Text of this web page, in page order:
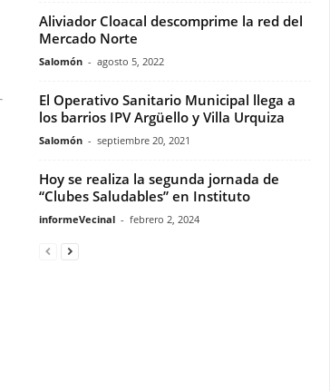
Aliviador Cloacal descomprime la red del
Mercado Norte
Salomón - agosto 5, 2022
El Operativo Sanitario Municipal llega a
los barrios IPV Argüello y Villa Urquiza
Salomón - septiembre 20, 2021
Hoy se realiza la segunda jornada de
“Clubes Saludables” en Instituto
informeVecinal - febrero 2, 2024